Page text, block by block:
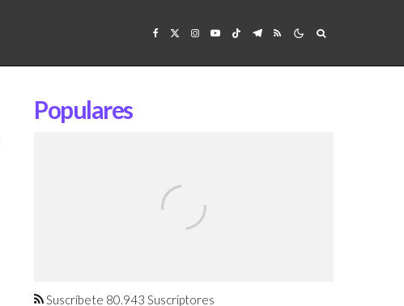
Populares
agosto
Suscríbete 80.943 Suscriptores